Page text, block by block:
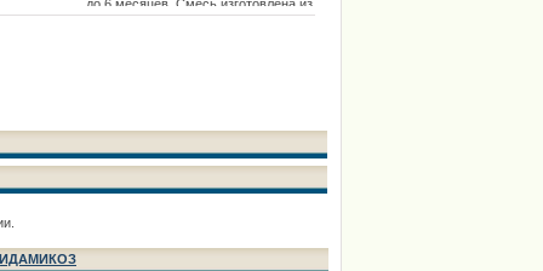
до 6 месяцев. Смесь изготовлена из
высококачественного европейского сырья в